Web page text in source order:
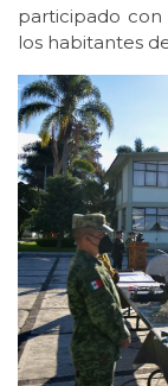
participado
los habitantes